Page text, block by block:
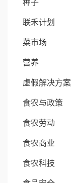
种子
联禾计划
菜市场
营养
虚假解决方案
食农与政策
食农劳动
食农商业
食农科技